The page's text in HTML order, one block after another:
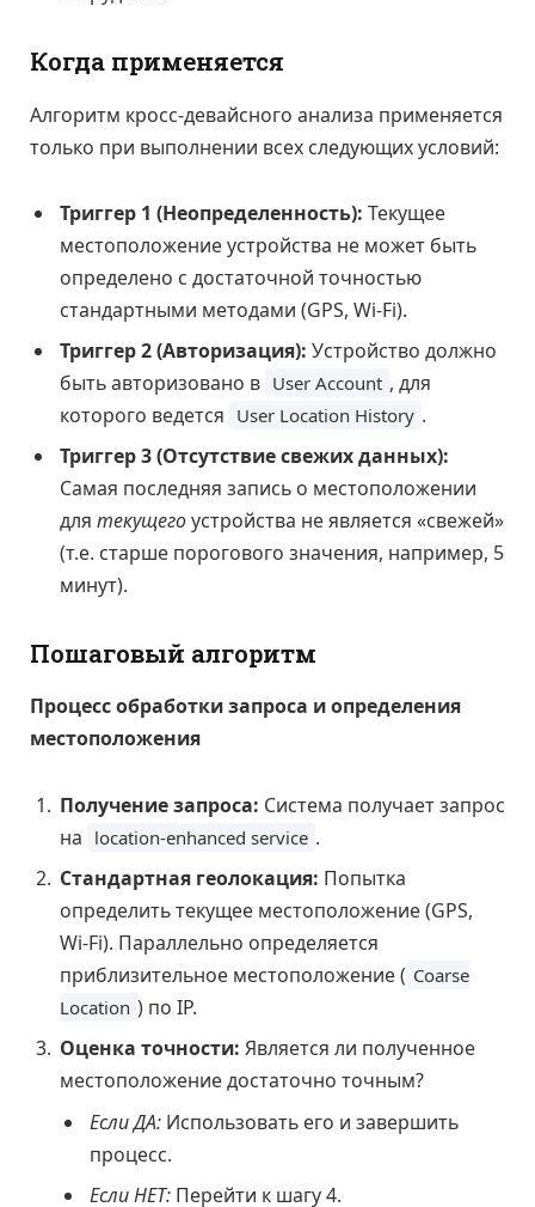
Когда применяется
Алгоритм кросс-девайсного анализа применяется
только при выполнении всех следующих условий:
Триггер 1 (Неопределенность): Текущее
местоположение устройства не может быть
определено с достаточной точностью
стандартными методами (GPS, Wi-Fi).
Триггер 2 (Авторизация): Устройство должно
быть авторизовано в User Account , для
которого ведется User Location History .
Триггер 3 (Отсутствие свежих данных):
Самая последняя запись о местоположении
для текущегоустройства не является «свежей»
(т.е. старше порогового значения, например, 5
минут).
Пошаговый алгоритм
Процесс обработки запроса и определения
местоположения
Получение запроса: Система получает запрос
на location-enhanced service .
Стандартная геолокация: Попытка
определить текущее местоположение (GPS,
Wi-Fi). Параллельно определяется
приблизительное местоположение ( Coarse
Location ) по IP.
Оценка точности: Является ли полученное
местоположение достаточно точным?
Если ДА: Использовать его и завершить
процесс.
Если НЕТ: Перейти к шагу 4.